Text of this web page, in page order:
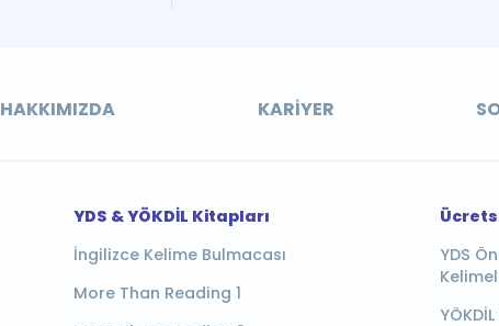
HAKKIMIZDA KARIYER
YDS & YÖKDİL Kitapları
İngilizce Kelime Bulmacası
More Than Reading 1
YDS